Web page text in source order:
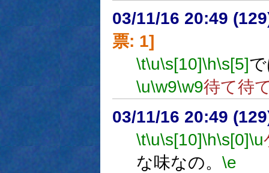
03/11/16 20:49
票: 1]
\t\u\s[10]\h\s[5]
\u\w9\w9待て待
03/11/16 20:49
\t\u\s[10]\h\s[0]\u
な味なの。 \e